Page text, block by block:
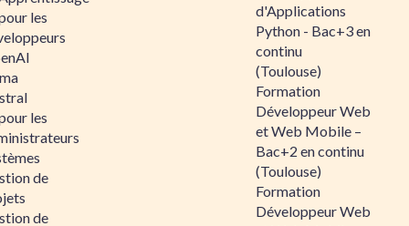
les
les
de
de
d'Applications
Python - Bac+3 en
continu
(Toulouse)
Formation
Développeur Web
et Web Mobile –
Bac+2 en continu
(Toulouse)
Formation
Développeur Web